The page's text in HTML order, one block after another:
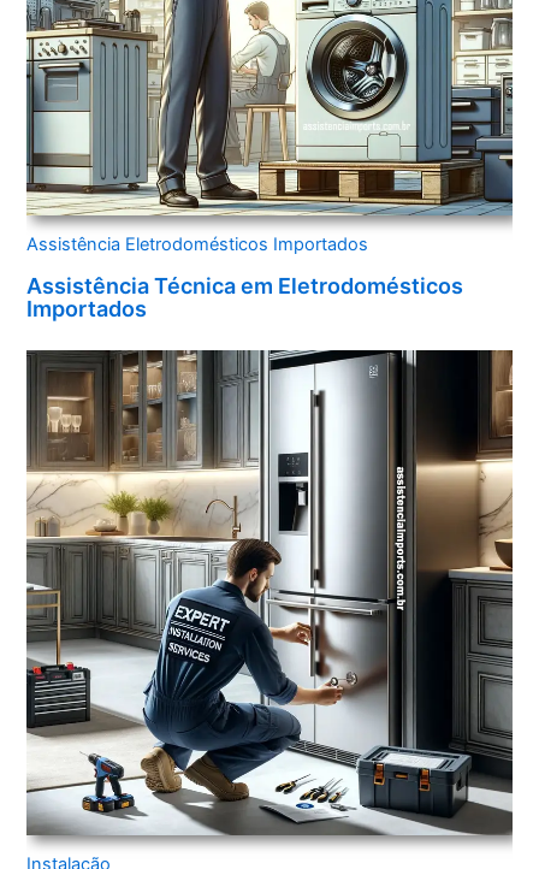
Assistência Eletrodomésticos Importados
Assistência Técnica em Eletrodomésticos
Importados
Instalação